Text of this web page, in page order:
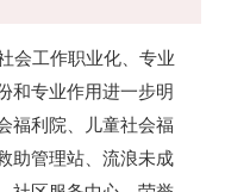
会工作职业化、专业
和专业作用进一步明
福利院、儿童社会福
助管理站、流浪未成